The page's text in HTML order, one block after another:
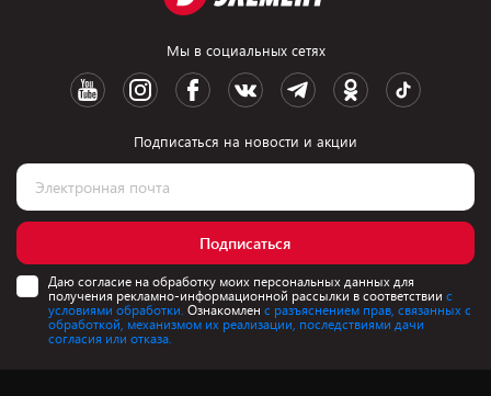
Мы в социальных сетях
Подписаться на новости и акции
Подписаться
Даю согласие на обработку моих персональных данных для
получения рекламно-информационной рассылки в соответствии с
условиями обработки. Ознакомлен с разъяснением прав, связанных с
обработкой, механизмом их реализации, последствиями дачи
согласия или отказа.